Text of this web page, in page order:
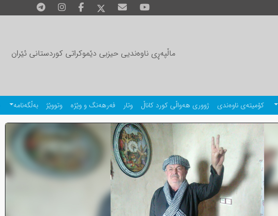
ماڵپەڕی ناوەندیی حیزبی دێموکراتی کوردستانی ئێران
کۆمیتەی ناوەندی ژووری هەواڵی کورد کاناڵ وتار فەرهەنگ و وێژە وتووێژ بەڵگەنامە